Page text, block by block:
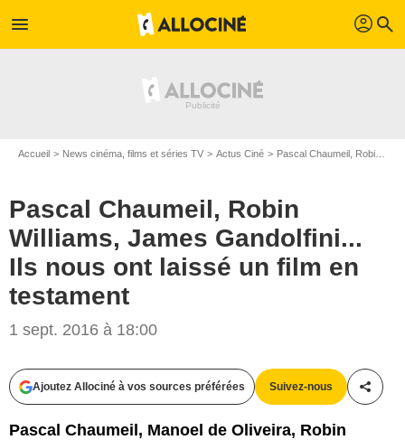
menu profil search
Accueil News cinéma, films et séries TV Actus Ciné Pascal Chaumeil, Robin Williams, James Gandolfini... Ils nous ont laissé un film en testament
Pascal Chaumeil, Robin
Williams, James Gandolfini...
Ils nous ont laissé un film en
testament
1 sept. 2016 à 18:00
Ajoutez Allociné à vos sources préférées Suivez-nous
Pascal Chaumeil, Manoel de Oliveira, Robin